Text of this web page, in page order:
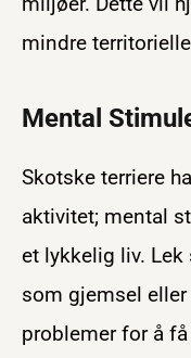
mindre
Mental
Skotske terriere
aktivitet; mental
et lykkelig liv.
som gjemsel
problemer for å